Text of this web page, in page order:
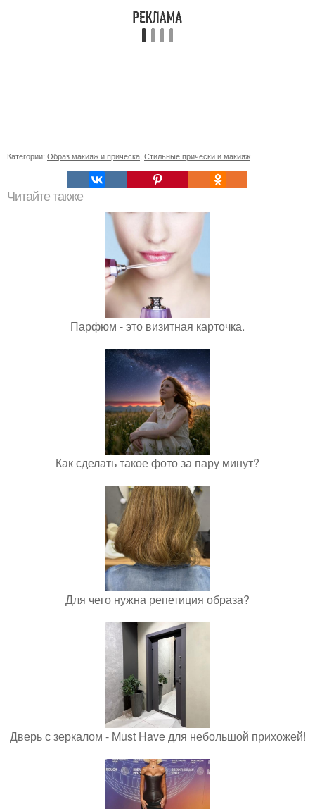
Категории: Образ макияж и прическа Стильные прически и макияж
Читайте также
Парфюм - это визитная карточка.
Как сделать такое фото за пару минут?
Для чего нужна репетиция образа?
Дверь с зеркалом - Must Have для небольшой прихожей!